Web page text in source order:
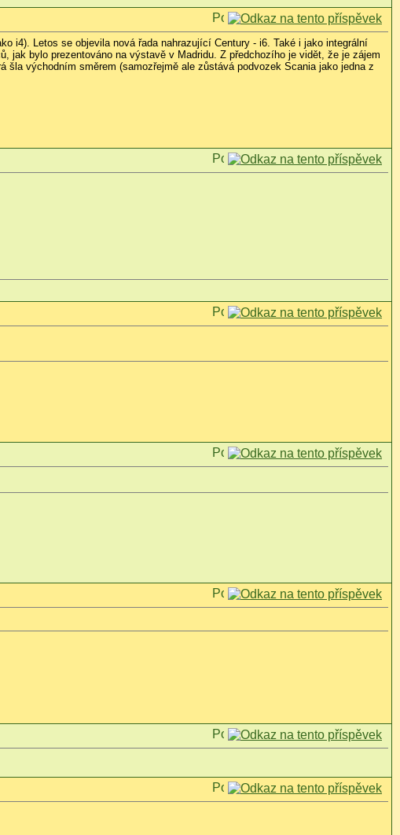
i4). Letos se objevila nová řada nahrazující Century - i6. Také i jako integrální
jak bylo prezentováno na výstavě v Madridu. Z předchozího je vidět, že je zájem
východním směrem (samozřejmě ale zůstává podvozek Scania jako jedna z